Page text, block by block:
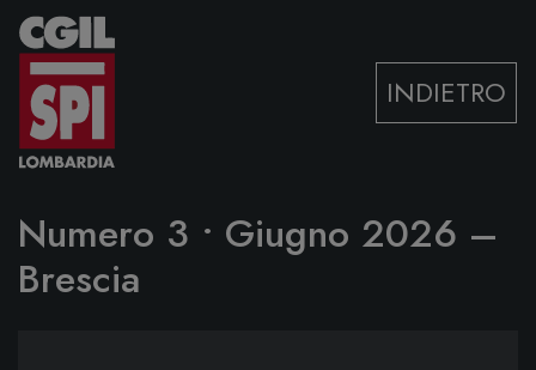
Vai al contenuto
INDIETRO
Numero 3 • Giugno 2026 –
Brescia